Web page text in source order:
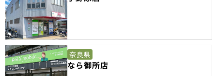
奈良県
なら御所店